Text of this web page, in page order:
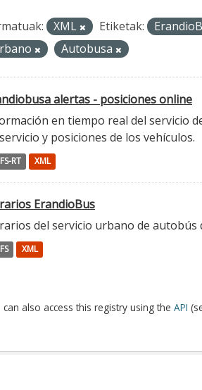
XML Etiketak:
Autobusa
alertas - posiciones online
en tiempo real del servicio
y posiciones de los vehículos.
RT XML
ErandioBus
del servicio urbano de autobús
XML
can also access this registry using the API